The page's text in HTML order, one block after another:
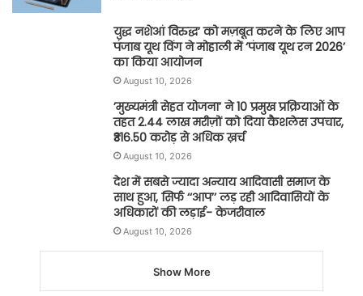
युद्ध नशेआं विरुद्ध’ को मज़बूत करने के लिए आप
पंजाब यूथ विंग ने मोहाली में ‘पंजाब यूथ रन 2026’
का किया आयोजन
August 10, 2026
’मुख्यमंत्री सेहत योजना’ ने 10 प्रमुख प्रक्रियाओं के
तहत 2.44 लाख मरीज़ों को दिया कैशलेस उपचार,
₹316.50 करोड़ से अधिक ख़र्च
August 10, 2026
देश में सबसे ज्यादा अन्याय आदिवासी समाज के
साथ हुआ, सिर्फ ‘‘आप’’ लड़ रही आदिवासियों के
अधिकारों की लड़ाई- केजरीवाल
August 10, 2026
Show More